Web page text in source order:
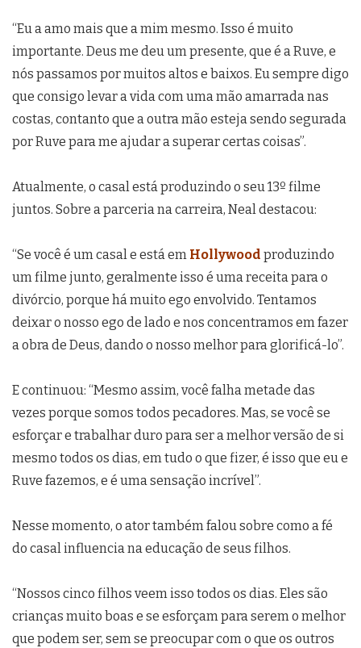
“Eu a amo mais que a mim mesmo. Isso é muito
importante. Deus me deu um presente, que é a Ruve, e
nós passamos por muitos altos e baixos. Eu sempre digo
que consigo levar a vida com uma mão amarrada nas
costas, contanto que a outra mão esteja sendo segurada
por Ruve para me ajudar a superar certas coisas”.
Atualmente, o casal está produzindo o seu 13º filme
juntos. Sobre a parceria na carreira, Neal destacou:
“Se você é um casal e está em Hollywood produzindo
um filme junto, geralmente isso é uma receita para o
divórcio, porque há muito ego envolvido. Tentamos
deixar o nosso ego de lado e nos concentramos em fazer
a obra de Deus, dando o nosso melhor para glorificá-lo”.
E continuou: “Mesmo assim, você falha metade das
vezes porque somos todos pecadores. Mas, se você se
esforçar e trabalhar duro para ser a melhor versão de si
mesmo todos os dias, em tudo o que fizer, é isso que eu e
Ruve fazemos, e é uma sensação incrível”.
Nesse momento, o ator também falou sobre como a fé
do casal influencia na educação de seus filhos.
“Nossos cinco filhos veem isso todos os dias. Eles são
crianças muito boas e se esforçam para serem o melhor
que podem ser, sem se preocupar com o que os outros